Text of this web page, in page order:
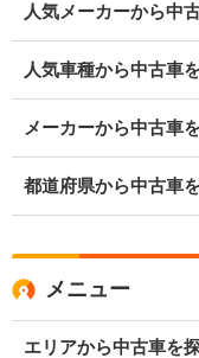
人気メーカーから中
人気車種から中古車
メーカーから中古車
都道府県から中古車
メニュー
エリアから中古車を